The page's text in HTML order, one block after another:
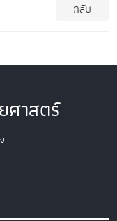
กลับ
ศาสตร์